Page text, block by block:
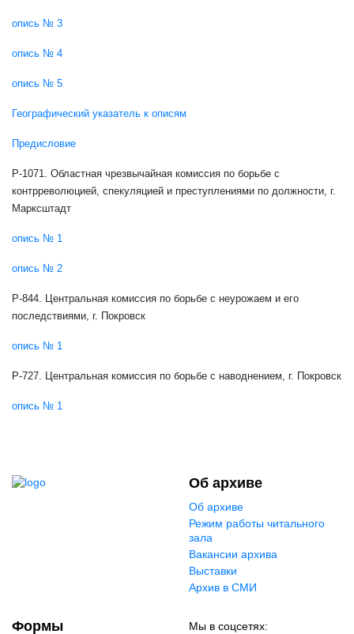
опись № 3
опись № 4
опись № 5
Географический указатель к описям
Предисловие
Р-1071. Областная чрезвычайная комиссия по борьбе с
контрреволюцией, спекуляцией и преступлениями по должности, г.
Марксштадт
опись № 1
опись № 2
Р-844. Центральная комиссия по борьбе с неурожаем и его
последствиями, г. Покровск
опись № 1
Р-727. Центральная комиссия по борьбе с наводнением, г. Покровск
опись № 1
Об архиве
Об архиве
Режим работы читального
зала
Вакансии архива
Выставки
Архив в СМИ
Формы Мы в соцсетях: